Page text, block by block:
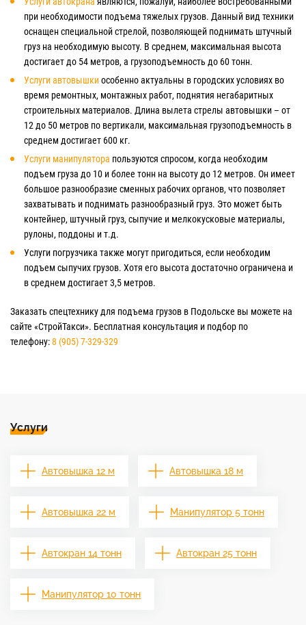
при необходимости подъема тяжелых грузов. Данный вид техники
оснащен специальной стрелой, позволяющей поднимать штучный
груз на необходимую высоту. В среднем, максимальная высота
достигает до 54 метров, а грузоподъемность до 60 тонн.
Услуги автовышкиособенно актуальны в городских условиях во
время ремонтных, монтажных работ, поднятия негабаритных
строительных материалов. Длина вылета стрелы автовышки – от
12 до 50 метров по вертикали, максимальная грузоподъемность в
среднем достигает 600 кг.
Услуги манипулятора пользуются спросом, когда необходим
подъем груза до 10 и более тонн на высоту до 12 метров. Он имеет
большое разнообразие сменных рабочих органов, что позволяет
захватывать и поднимать разнообразный груз. Это может быть
контейнер, штучный груз, сыпучие и мелкокусковые материалы,
рулоны, поддоны и т.д.
Услуги погрузчика также могут пригодиться, если необходим
подъем сыпучих грузов. Хотя его высота достаточно ограничена и
в среднем достигает 3,5 метров.
Заказать спецтехнику для подъема грузов в Подольске вы можете на
сайте «СтройТакси». Бесплатная консультация и подбор по
телефону:8 (905) 7-329-329
Услуги
Автовышка 12 м Автовышка 18 м
Автовышка 22 м Манипулятор 5 тонн
Автокран 14 тонн Автокран 25 тонн
Манипулятор 10 тонн